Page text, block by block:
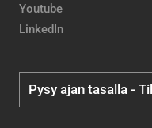
Youtube
LinkedIn
Pysy ajan tasalla -